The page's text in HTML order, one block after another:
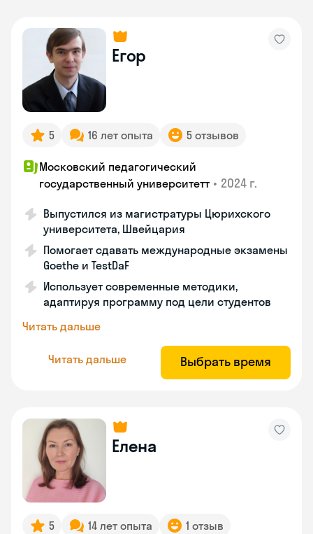
Егор
5 16 лет опыта 5 отзывов
Московский педагогический
государственный университетт • 2024 г.
Выпустился из магистратуры Цюрихского
университета, Швейцария
Помогает сдавать международные экзамены
Goethe и TestDaF
Использует современные методики,
адаптируя программу под цели студентов
Читать дальше
Читать дальше Выбрать время
Елена
5 14 лет опыта 1 отзыв